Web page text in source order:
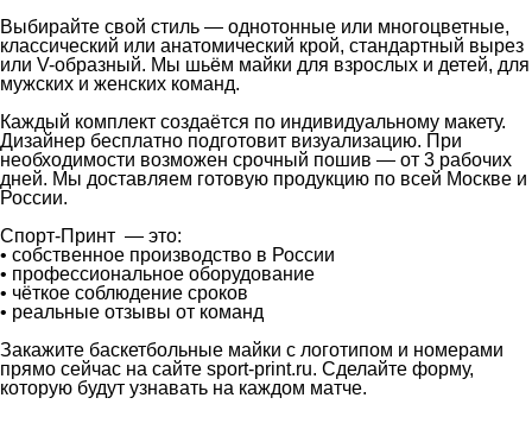
Выбирайте свой стиль — однотонные или многоцветные,
классический или анатомический крой, стандартный вырез
или V-образный. Мы шьём майки для взрослых и детей, для
мужских и женских команд.
Каждый комплект создаётся по индивидуальному макету.
Дизайнер бесплатно подготовит визуализацию. При
необходимости возможен срочный пошив — от 3 рабочих
дней. Мы доставляем готовую продукцию по всей Москве и
России.
Спорт-Принт — это:
• собственное производство в России
• профессиональное оборудование
• чёткое соблюдение сроков
• реальные отзывы от команд
Закажите баскетбольные майки с логотипом и номерами
прямо сейчас на сайте sport-print.ru. Сделайте форму,
которую будут узнавать на каждом матче.